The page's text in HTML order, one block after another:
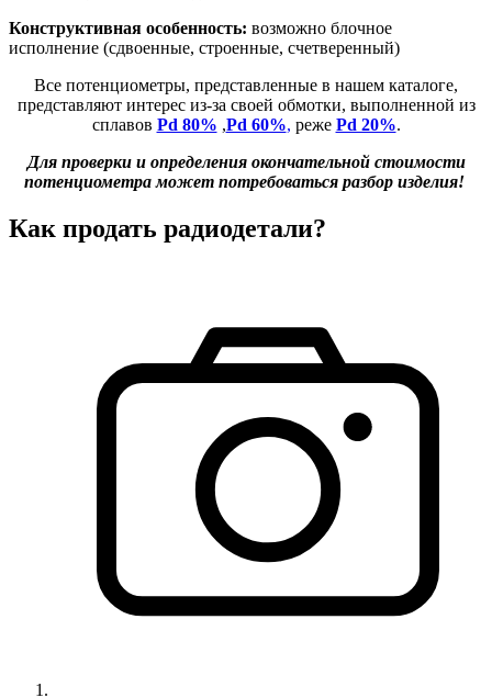
Конструктивная особенность: возможно блочное
исполнение (сдвоенные, строенные, счетверенный)
Все потенциометры, представленные в нашем каталоге,
представляют интерес из-за своей обмотки, выполненной из
сплавов Pd 80% ,Pd 60%, реже Pd 20%.
Для проверки и определения окончательной стоимости
потенциометра может потребоваться разбор изделия!
Как продать радиодетали?